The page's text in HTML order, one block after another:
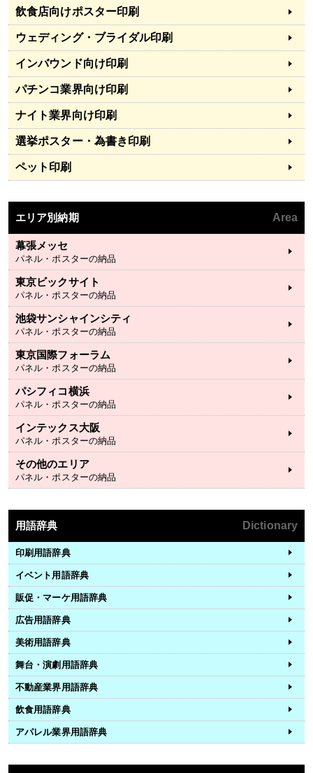
飲食店向けポスター印刷
ウェディング・ブライダル印刷
インバウンド向け印刷
パチンコ業界向け印刷
ナイト業界向け印刷
選挙ポスター・為書き印刷
ペット印刷
エリア別納期 Area
幕張メッセ
パネル・ポスターの納品
東京ビックサイト
パネル・ポスターの納品
池袋サンシャインシティ
パネル・ポスターの納品
東京国際フォーラム
パネル・ポスターの納品
パシフィコ横浜
パネル・ポスターの納品
インテックス大阪
パネル・ポスターの納品
その他のエリア
パネル・ポスターの納品
用語辞典 Dictionary
印刷用語辞典
イベント用語辞典
販促・マーケ用語辞典
広告用語辞典
美術用語辞典
舞台・演劇用語辞典
不動産業界用語辞典
飲食用語辞典
アパレル業界用語辞典